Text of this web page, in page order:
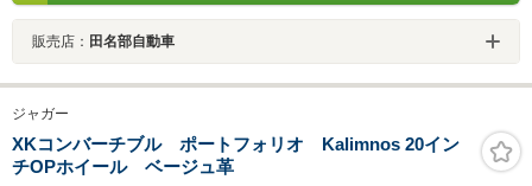
販売店： 田名部自動車
ジャガー
XKコンバーチブル ポートフォリオ Kalimnos 20イン
チOPホイール ベージュ革